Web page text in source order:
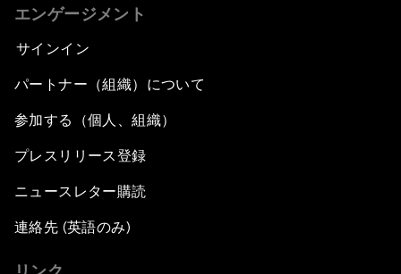
エンゲージメント
サインイン
パートナー（組織）について
参加する（個人、組織）
プレスリリース登録
ニュースレター購読
連絡先 (英語のみ)